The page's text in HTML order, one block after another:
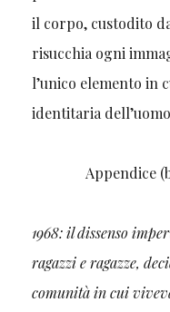
il corpo, custodito
risucchia ogni
l’unico elemento in
identitaria
Appendice
1968: il dissenso
ragazzi e ragazze,
comunità in cui